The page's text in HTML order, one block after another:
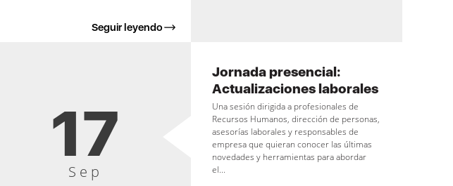
Seguir leyendo
17
Sep
Jornada presencial:
Actualizaciones laborales
Una sesión dirigida a profesionales de
Recursos Humanos, dirección de personas,
asesorías laborales y responsables de
empresa que quieran conocer las últimas
novedades y herramientas para abordar
el...